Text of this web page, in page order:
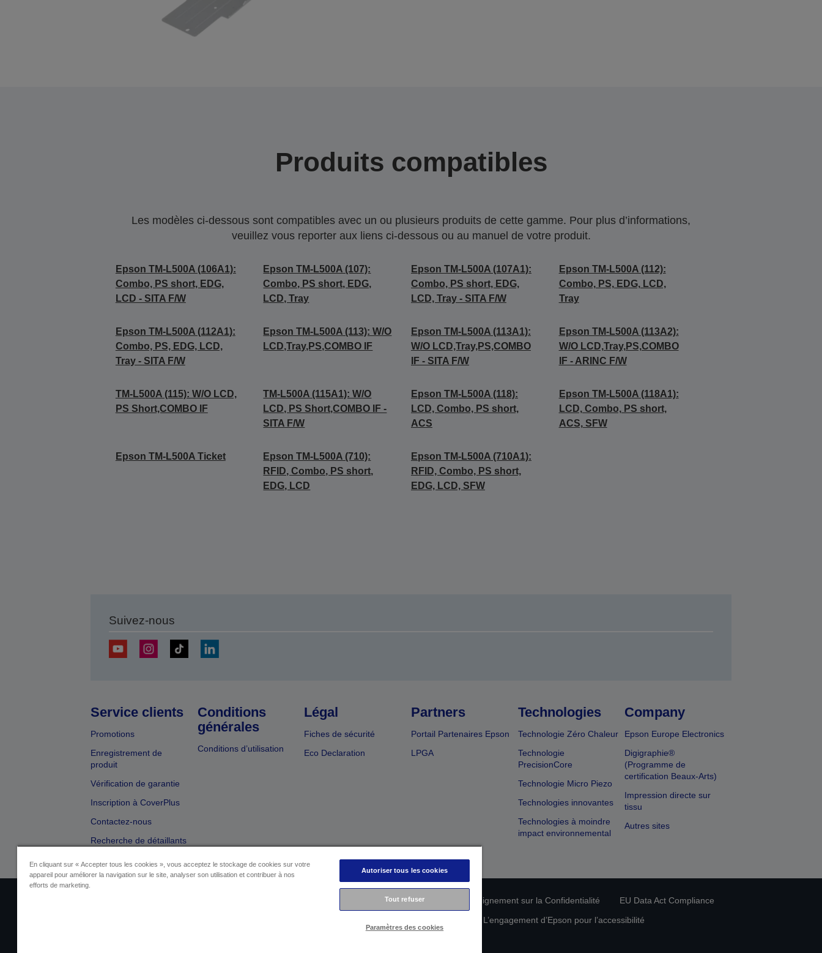
Produits compatibles
Les modèles ci-dessous sont compatibles avec un ou plusieurs produits de cette gamme. Pour plus d’informations,
veuillez vous reporter aux liens ci-dessous ou au manuel de votre produit.
Epson TM-L500A (106A1):
Combo, PS short, EDG,
LCD - SITA F/W
Epson TM-L500A (107):
Combo, PS short, EDG,
LCD, Tray
Epson TM-L500A (107A1):
Combo, PS short, EDG,
LCD, Tray - SITA F/W
Epson TM-L500A (112):
Combo, PS, EDG, LCD,
Tray
Epson TM-L500A (112A1):
Combo, PS, EDG, LCD,
Tray - SITA F/W
Epson TM-L500A (113): W/O
LCD,Tray,PS,COMBO IF
Epson TM-L500A (113A1):
W/O LCD,Tray,PS,COMBO
IF - SITA F/W
Epson TM-L500A (113A2):
W/O LCD,Tray,PS,COMBO
IF - ARINC F/W
TM-L500A (115): W/O LCD,
PS Short,COMBO IF
TM-L500A (115A1): W/O
LCD, PS Short,COMBO IF -
SITA F/W
Epson TM-L500A (118):
LCD, Combo, PS short,
ACS
Epson TM-L500A (118A1):
LCD, Combo, PS short,
ACS, SFW
Epson TM-L500A Ticket
Epson TM-L500A (710):
RFID, Combo, PS short,
EDG, LCD
Epson TM-L500A (710A1):
RFID, Combo, PS short,
EDG, LCD, SFW
Suivez-nous
Service clients
Promotions
Enregistrement de
produit
Vérification de garantie
Inscription à CoverPlus
Contactez-nous
Recherche de détaillants
Conditions
générales
Conditions d’utilisation
Légal
Fiches de sécurité
Eco Declaration
Partners
Portail Partenaires Epson
LPGA
Technologies
Technologie Zéro Chaleur
Technologie
PrecisionCore
Technologie Micro Piezo
Technologies innovantes
Technologies à moindre
impact environnemental
Company
Epson Europe Electronics
Digigraphie®
(Programme de
certification Beaux-Arts)
Impression directe sur
tissu
Autres sites
Déclaration de Renseignement sur la Confidentialité
EU Data Act Compliance
L’engagement d’Epson pour l’accessibilité
En cliquant sur « Accepter tous les cookies », vous acceptez le stockage de cookies sur votre
appareil pour améliorer la navigation sur le site, analyser son utilisation et contribuer à nos
efforts de marketing.
Autoriser tous les cookies
Tout refuser
Paramètres des cookies